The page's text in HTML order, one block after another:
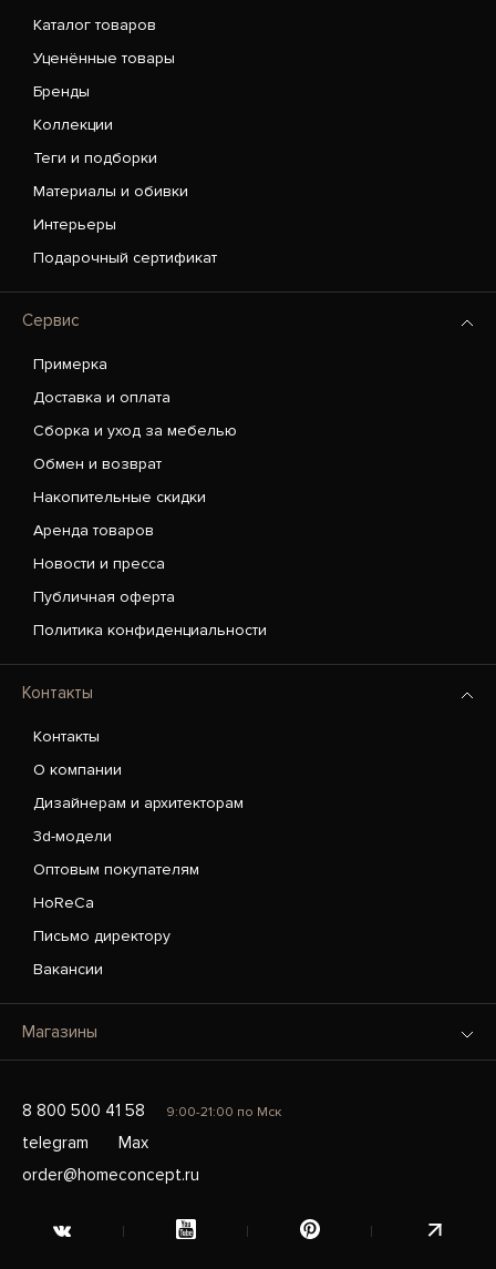
Каталог товаров
Уценённые товары
Бренды
Коллекции
Теги и подборки
Материалы и обивки
Интерьеры
Подарочный сертификат
Сервис
Примерка
Доставка и оплата
Сборка и уход за мебелью
Обмен и возврат
Накопительные скидки
Аренда товаров
Новости и пресса
Публичная оферта
Политика конфиденциальности
Контакты
Контакты
О компании
Дизайнерам и архитекторам
3d-модели
Оптовым покупателям
HoReCa
Письмо директору
Вакансии
Магазины
8 800 500 41 58 9:00-21:00 по Мск
telegram
Max
order@homeconcept.ru